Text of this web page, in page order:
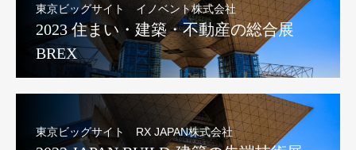
東京ビッグサイト イノベント株式会社
2023 住まい・建築・不動産の総合展
BREX
東京ビッグサイト RX JAPAN株式会社